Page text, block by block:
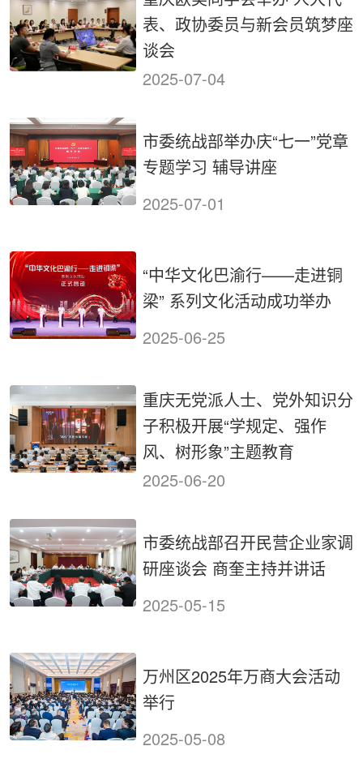
表、政协委员与新会员筑梦座
谈会
2025-07-04
市委统战部举办庆“七一”党章
专题学习 辅导讲座
2025-07-01
“中华文化巴渝行——走进铜
梁” 系列文化活动成功举办
2025-06-25
重庆无党派人士、党外知识分
子积极开展“学规定、强作
风、树形象”主题教育
2025-06-20
市委统战部召开民营企业家调
研座谈会 商奎主持并讲话
2025-05-15
万州区2025年万商大会活动
举行
2025-05-08